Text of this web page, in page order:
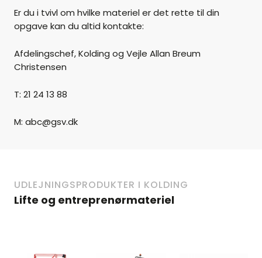
Er du i tvivl om hvilke materiel er det rette til din
opgave kan du altid kontakte:
Afdelingschef, Kolding og Vejle Allan Breum
Christensen
T: 21 24 13 88
M: abc@gsv.dk
UDLEJNINGSPRODUKTER I KOLDING
Lifte og entreprenørmateriel